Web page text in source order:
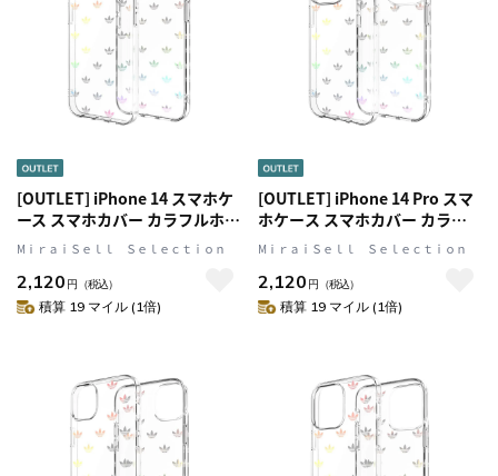
[OUTLET] iPhone 14 スマホケ
ース スマホカバー カラフルホ
ログラフィック ロゴ ENTRY
Colorful Clear(クリア) adidas
Originals[アディダス オリジナ
ルス]
MⅰｒａｉＳｅｌｌ Ｓｅｌｅｃｔｉｏｎ
2,120 円 （税込）
積算 19 マイル (1倍)
[OUTLET] iPhone 14 Pro スマ
ホケース スマホカバー カラフ
ルホログラフィック ロゴ
ENTRY Colorful Clear(クリア)
adidas Originals[アディダス オ
リジナルス]
MⅰｒａｉＳｅｌｌ Ｓｅｌｅｃｔｉｏｎ
2,120 円 （税込）
積算 19 マイル (1倍)